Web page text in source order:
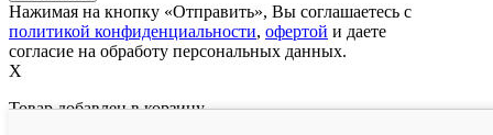
Нажимая на кнопку «Отправить», Вы соглашаетесь с
политикой конфиденциальности, офертой и даете
согласие на обработу персональных данных.
X
Товар добавлен в корзину